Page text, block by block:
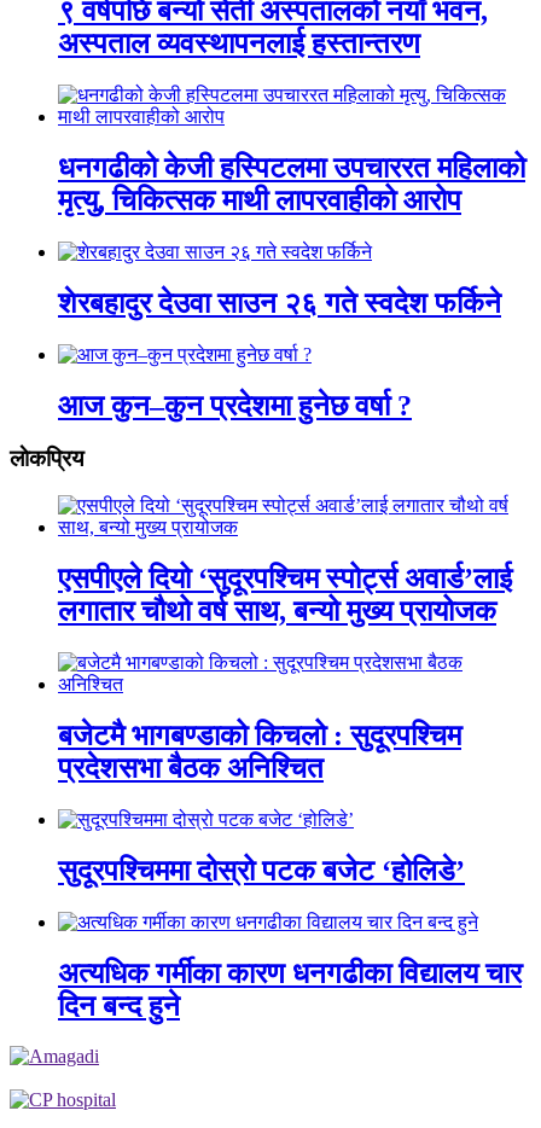
९ वर्षपछि बन्यो सेती अस्पतालको नयाँ भवन,
अस्पताल व्यवस्थापनलाई हस्तान्तरण
धनगढीको केजी हस्पिटलमा उपचाररत महिलाको
मृत्यु, चिकित्सक माथी लापरवाहीको आरोप
शेरबहादुर देउवा साउन २६ गते स्वदेश फर्किने
आज कुन–कुन प्रदेशमा हुनेछ वर्षा ?
लाेकप्रिय
एसपीएले दियो ‘सुदूरपश्चिम स्पोर्ट्स अवार्ड’लाई
लगातार चौथो वर्ष साथ, बन्यो मुख्य प्रायोजक
बजेटमै भागबण्डाको किचलो : सुदूरपश्चिम
प्रदेशसभा बैठक अनिश्चित
सुदूरपश्चिममा दोस्रो पटक बजेट ‘होलिडे’
अत्यधिक गर्मीका कारण धनगढीका विद्यालय चार
दिन बन्द हुने